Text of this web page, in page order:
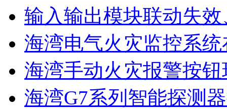
输入输出模块联动失
海湾电气火灾监控系统
海湾手动火灾报警按钮
海湾G7系列智能探测